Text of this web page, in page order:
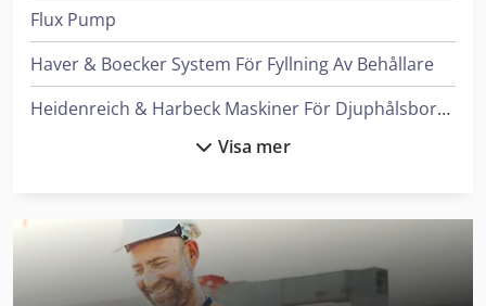
Flux Pump
Haver & Boecker System För Fyllning Av Behållare
Heidenreich & Harbeck Maskiner För Djuphålsborrning
Hyundai Minigrävare
Leif & Lorentz Spridare För Lim
Liebherr Kylskåp
Visa mer